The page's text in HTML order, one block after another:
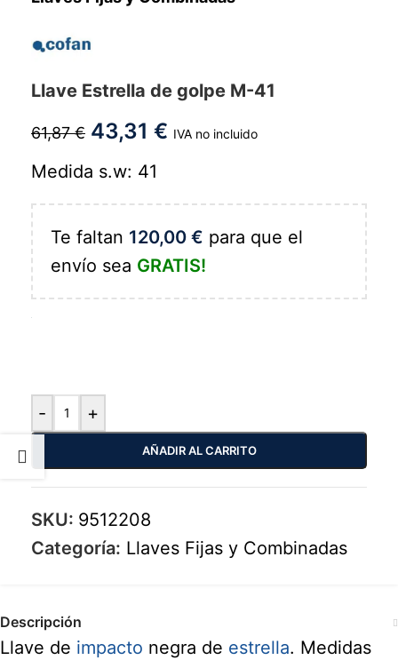
Llave Estrella de golpe M-41
61,87€ 43,31 € IVA no incluido
Medida s.w: 41
Te faltan 120,00 € para que el
envío sea GRATIS!
- +
AÑADIR AL CARRITO
SKU: 9512208
Categoría: Llaves Fijas y Combinadas
Descripción
Llave de impacto negra de estrella. Medidas